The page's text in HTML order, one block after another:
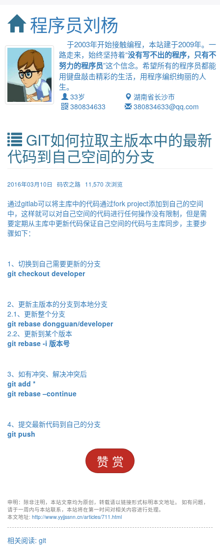
程序员刘杨
于2003年开始接触编程，本站建于2009年。一
路走来，始终坚持着“没有写不出的程序，只有不
努力的程序员”这个信念。希望所有的程序员都能
用键盘敲击精彩的生活，用程序编织绚丽的人
生。
33岁
湖南省长沙市
380834633
380834633@qq.com
GIT如何拉取主版本中的最新
代码到自己空间的分支
2016年03月10日 码农之路 11,570 次浏览
通过gitlab可以将主库中的代码通过fork project添加到自己的空间
中，这样就可以对自己空间的代码进行任何操作没有限制，但是需
要定期从主库中更新代码保证自己空间的代码与主库同步，主要步
骤如下：
1、切换到自己需要更新的分支
git checkout developer
2、更新主版本的分支到本地分支
2.1、更新整个分支
git rebase dongguan/developer
2.2、更新到某个版本
git rebase -i 版本号
3、如有冲突、解决冲突后
git add *
git rebase –continue
4、提交最新代码到自己的分支
git push
赞 赏
申明：除非注明，本站文章均为原创，转载请以链接形式标明本文地址。 如有问题，
请于一周内与本站联系，本站将在第一时间对相关内容进行处理。
本文地址: http://www.yyjjssnn.cn/articles/711.html
相关阅读: git